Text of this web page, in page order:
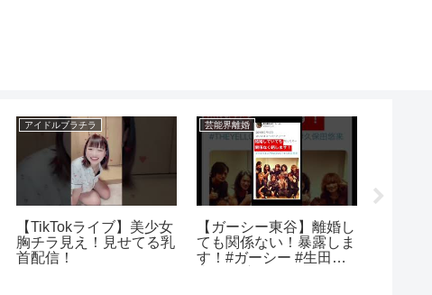
アイドルブラチラ
【TikTokライブ】美少女
胸チラ見え！見せてる乳
首配信！
芸能界離婚
【ガーシー東谷】離婚し
ても関係ない！暴露しま
す！#ガーシー #生田斗